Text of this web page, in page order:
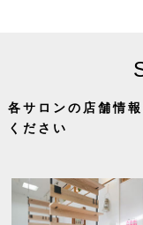
各サロンの店舗情
ください